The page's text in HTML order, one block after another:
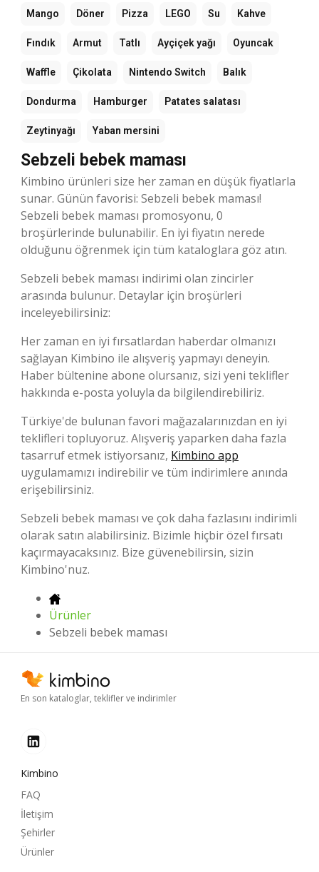
Mango Döner Pizza LEGO Su Kahve
Fındık Armut Tatlı Ayçiçek yağı Oyuncak
Waffle Çikolata Nintendo Switch Balık
Dondurma Hamburger Patates salatası
Zeytinyağı Yaban mersini
Sebzeli bebek maması
Kimbino ürünleri size her zaman en düşük fiyatlarla
sunar. Günün favorisi: Sebzeli bebek maması!
Sebzeli bebek maması promosyonu, 0
broşürlerinde bulunabilir. En iyi fiyatın nerede
olduğunu öğrenmek için tüm kataloglara göz atın.
Sebzeli bebek maması indirimi olan zincirler
arasında bulunur. Detaylar için broşürleri
inceleyebilirsiniz:
Her zaman en iyi fırsatlardan haberdar olmanızı
sağlayan Kimbino ile alışveriş yapmayı deneyin.
Haber bültenine abone olursanız, sizi yeni teklifler
hakkında e-posta yoluyla da bilgilendirebiliriz.
Türkiye'de bulunan favori mağazalarınızdan en iyi
teklifleri topluyoruz. Alışveriş yaparken daha fazla
tasarruf etmek istiyorsanız, Kimbino app
uygulamamızı indirebilir ve tüm indirimlere anında
erişebilirsiniz.
Sebzeli bebek maması ve çok daha fazlasını indirimli
olarak satın alabilirsiniz. Bizimle hiçbir özel fırsatı
kaçırmayacaksınız. Bize güvenebilirsin, sizin
Kimbino'nuz.
Ürünler
Sebzeli bebek maması
En son kataloglar, teklifler ve indirimler
Kimbino
FAQ
İletişim
Şehirler
Ürünler